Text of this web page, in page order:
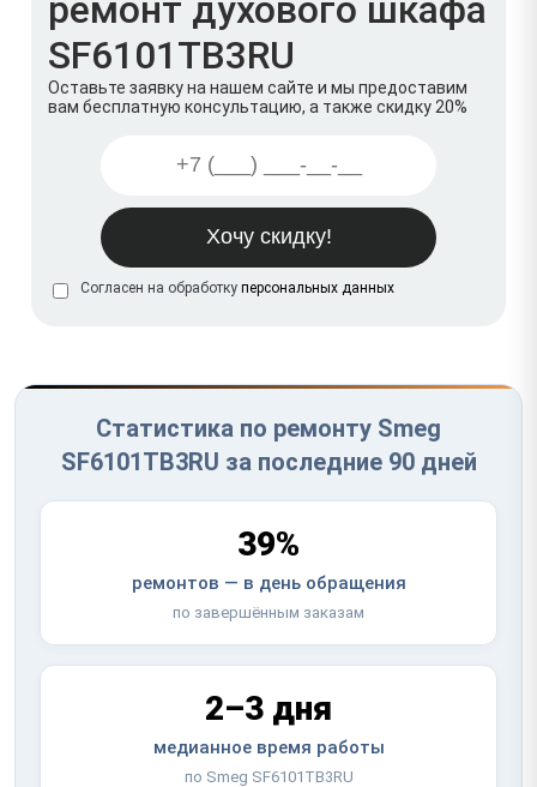
SF6101TB3RU
Оставьте заявку на нашем сайте и мы предоставим
вам бесплатную консультацию, а также скидку 20%
Согласен на обработку персональных данных
Статистика по ремонту Smeg
SF6101TB3RU за последние 90 дней
39%
ремонтов — в день обращения
по завершённым заказам
2–3 дня
медианное время работы
по Smeg SF6101TB3RU